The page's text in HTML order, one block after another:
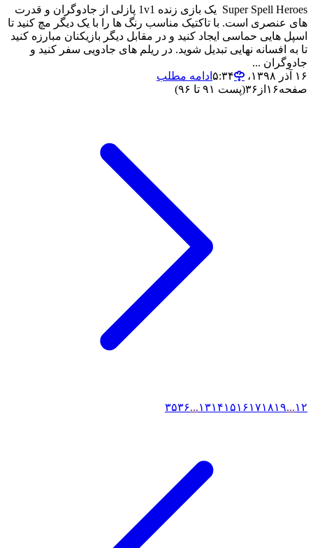
Super Spell Heroes یک بازی زنده 1v1 پازلی از جادوگران و قدرت
های عنصری است. با تاکتیک مناسب رنگ ها را با یک دیگر مچ کنید تا
اسپل هایی حماسی ایجاد کنید و در مقابل دیگر بازیکنان مبارزه کنید
تا به افسانه نهایی تبدیل شوید. در ریلم های جادویی سفر کنید و
جادوگران ...
۱۶ آذر ۱۳۹۸،‏ ۵:۳۴
ادامه مطلب
صفحه۱۶ از ۳۶(پست ۹۱ تا ۹۶)
۱۲ ... ۱۳۱۴۱۵۱۶۱۷۱۸۱۹ ... ۳۵۳۶